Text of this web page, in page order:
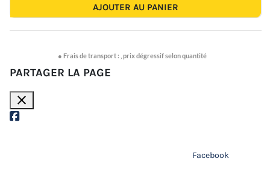
- +
AJOUTER AU PANIER
● Frais de transport : prix dégressif selon quantité
PARTAGER LA PAGE
close
Facebook